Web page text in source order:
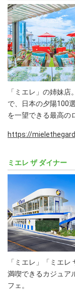
「ミエレ」の姉妹
で、日本の夕陽100
を一望できる最高の
https://
ミエレ ザ ダイナー
「ミエレ」「ミエ
満喫できるカジュア
フェ。